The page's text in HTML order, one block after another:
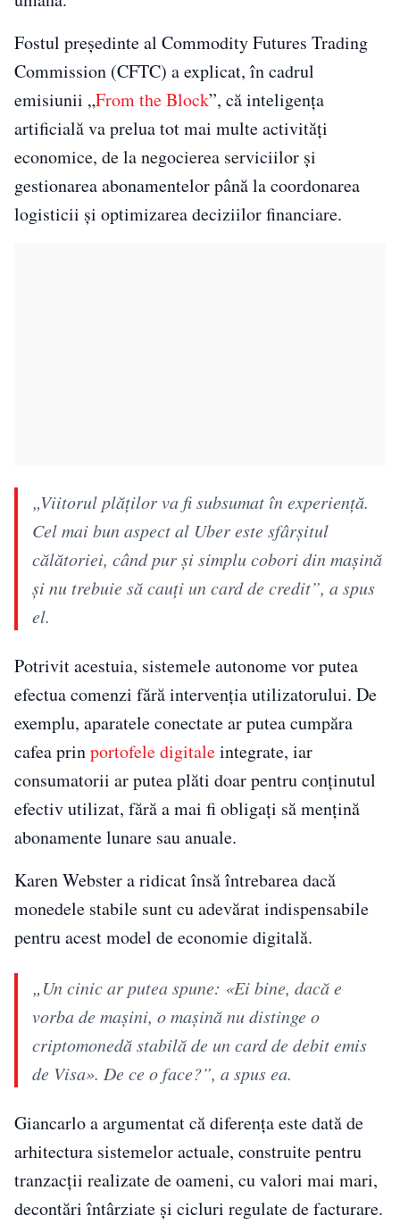
Fostul președinte al Commodity Futures Trading
Commission (CFTC) a explicat, în cadrul
emisiunii „From the Block”, că inteligența
artificială va prelua tot mai multe activități
economice, de la negocierea serviciilor și
gestionarea abonamentelor până la coordonarea
logisticii și optimizarea deciziilor financiare.
„Viitorul plăților va fi subsumat în experiență.
Cel mai bun aspect al Uber este sfârșitul
călătoriei, când pur și simplu cobori din mașină
și nu trebuie să cauți un card de credit”, a spus
el.
Potrivit acestuia, sistemele autonome vor putea
efectua comenzi fără intervenția utilizatorului. De
exemplu, aparatele conectate ar putea cumpăra
cafea prinportofele digitaleintegrate, iar
consumatorii ar putea plăti doar pentru conținutul
efectiv utilizat, fără a mai fi obligați să mențină
abonamente lunare sau anuale.
Karen Webster a ridicat însă întrebarea dacă
monedele stabile sunt cu adevărat indispensabile
pentru acest model de economie digitală.
„Un cinic ar putea spune: «Ei bine, dacă e
vorba de mașini, o mașină nu distinge o
criptomonedă stabilă de un card de debit emis
de Visa». De ce o face?”, a spus ea.
Giancarlo a argumentat că diferența este dată de
arhitectura sistemelor actuale, construite pentru
tranzacții realizate de oameni, cu valori mai mari,
decontări întârziate și cicluri regulate de facturare.